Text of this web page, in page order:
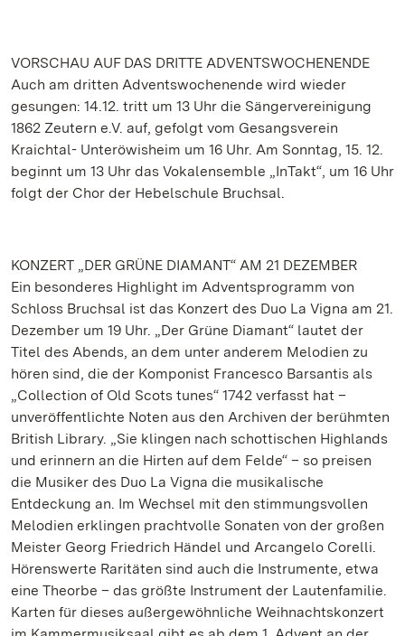
VORSCHAU AUF DAS DRITTE ADVENTSWOCHENENDE
Auch am dritten Adventswochenende wird wieder
gesungen: 14.12. tritt um 13 Uhr die Sängervereinigung
1862 Zeutern e.V. auf, gefolgt vom Gesangsverein
Kraichtal- Unteröwisheim um 16 Uhr. Am Sonntag, 15. 12.
beginnt um 13 Uhr das Vokalensemble „InTakt“, um 16 Uhr
folgt der Chor der Hebelschule Bruchsal.
KONZERT „DER GRÜNE DIAMANT“ AM 21 DEZEMBER
Ein besonderes Highlight im Adventsprogramm von
Schloss Bruchsal ist das Konzert des Duo La Vigna am 21.
Dezember um 19 Uhr. „Der Grüne Diamant“ lautet der
Titel des Abends, an dem unter anderem Melodien zu
hören sind, die der Komponist Francesco Barsantis als
„Collection of Old Scots tunes“ 1742 verfasst hat –
unveröffentlichte Noten aus den Archiven der berühmten
British Library. „Sie klingen nach schottischen Highlands
und erinnern an die Hirten auf dem Felde“ – so preisen
die Musiker des Duo La Vigna die musikalische
Entdeckung an. Im Wechsel mit den stimmungsvollen
Melodien erklingen prachtvolle Sonaten von der großen
Meister Georg Friedrich Händel und Arcangelo Corelli.
Hörenswerte Raritäten sind auch die Instrumente, etwa
eine Theorbe – das größte Instrument der Lautenfamilie.
Karten für dieses außergewöhnliche Weihnachtskonzert